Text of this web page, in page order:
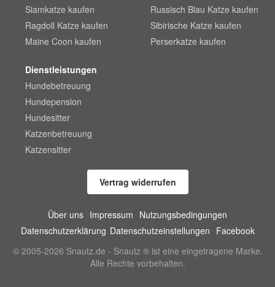
Siamkatze kaufen
Ragdoll Katze kaufen
Maine Coon kaufen
Russisch Blau Katze kaufen
Sibirische Katze kaufen
Perserkatze kaufen
Dienstleistungen
Hundebetreuung
Hundepension
Hundesitter
Katzenbetreuung
Katzensitter
Vertrag widerrufen
Über uns Impressum Nutzungsbedingungen
Datenschutzerklärung Datenschutzeinstellungen Facebook
© 2005-2026 Snautz.de - Snautz ® ist eine eingetragene Marke.
Alle Rechte vorbehalten.